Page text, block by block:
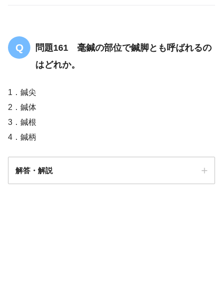
問題161 毫鍼の部位で鍼脚とも呼ばれるの
はどれか。
1．鍼尖
2．鍼体
3．鍼根
4．鍼柄
解答・解説